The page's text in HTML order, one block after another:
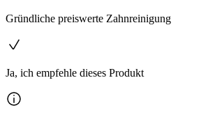
Gründliche preiswerte Zahnreinigung
Ja, ich empfehle dieses Produkt